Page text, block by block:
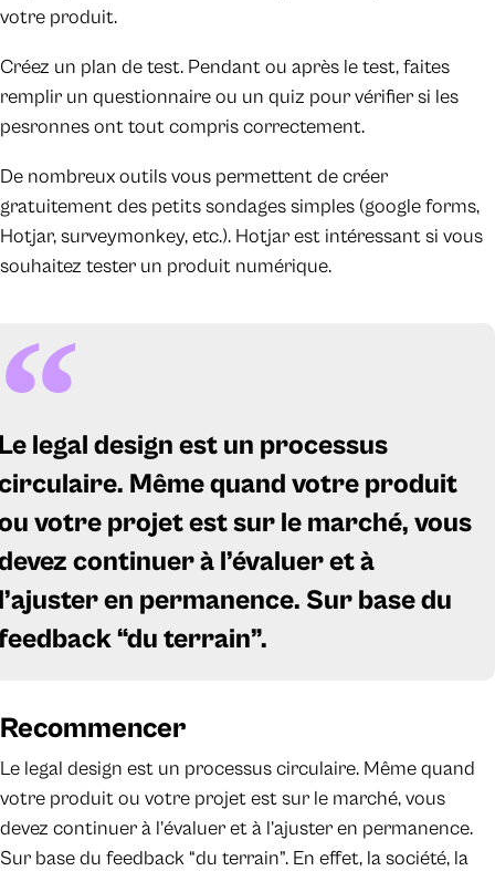
votre produit.
Créez un plan de test. Pendant ou après le test, faites
remplir un questionnaire ou un quiz pour vérifier si les
pesronnes ont tout compris correctement.
De nombreux outils vous permettent de créer
gratuitement des petits sondages simples (google forms,
Hotjar, surveymonkey, etc.). Hotjar est intéressant si vous
souhaitez tester un produit numérique.
legal design est un processus
Même quand votre produit
votre projet est sur le marché, vous
continuer à l’évaluer et à
en permanence. Sur base du
“du terrain”.
Recommencer
Le legal design est un processus circulaire. Même quand
votre produit ou votre projet est sur le marché, vous
devez continuer à l’évaluer et à l’ajuster en permanence.
Sur base du feedback “du terrain”. En effet, la société, la